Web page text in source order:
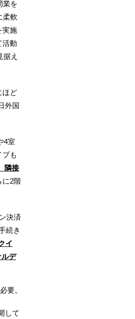
業を
柔軟
実施
活動
え
ほど
外国
4室
も
隣接
に2階
決済
続き
イ
デ
要。
して